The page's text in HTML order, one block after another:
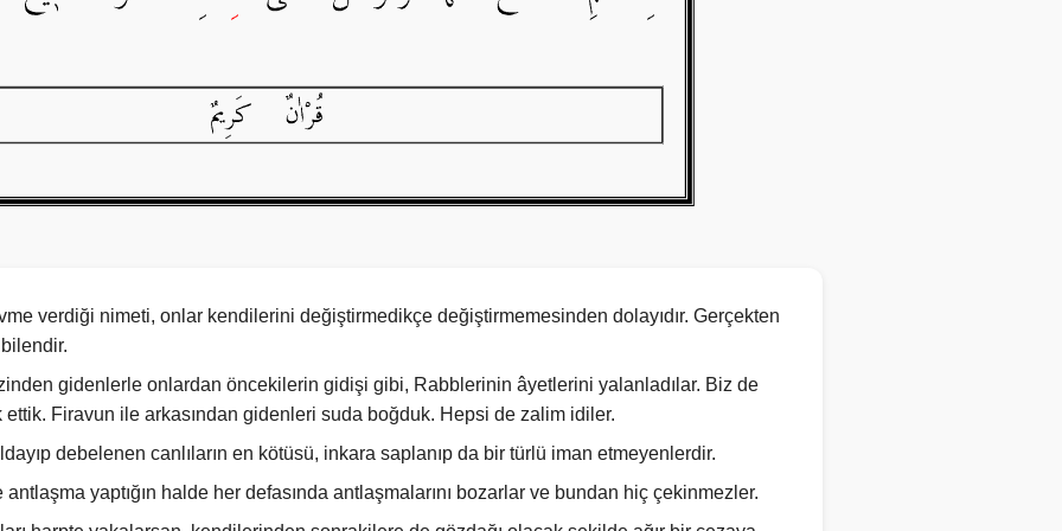
verdiği nimeti, onlar kendilerini değiştirmedikçe değiştirmemesinden dolayıdır. Gerçekten
gidenlerle onlardan öncekilerin gidişi gibi, Rabblerinin âyetlerini yalanladılar. Biz de
ettik. Firavun ile arkasından gidenleri suda boğduk. Hepsi de zalim idiler.
debelenen canlıların en kötüsü, inkara saplanıp da bir türlü iman etmeyenlerdir.
yaptığın halde her defasında antlaşmalarını bozarlar ve bundan hiç çekinmezler.